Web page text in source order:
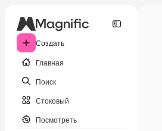
Создать
Главная
Поиск
Стоковый
Посмотреть